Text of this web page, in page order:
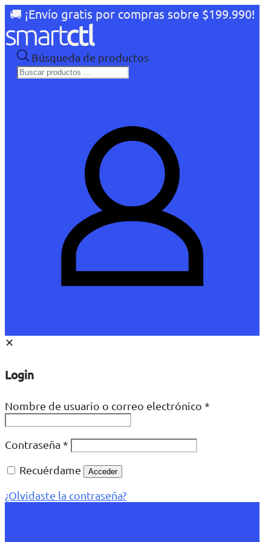
🚚 ¡Envío gratis por compras sobre $199.990!
Búsqueda de productos
✕
Login
Nombre de usuario o correo electrónico *
Contraseña *
Recuérdame
Acceder
¿Olvidaste la contraseña?